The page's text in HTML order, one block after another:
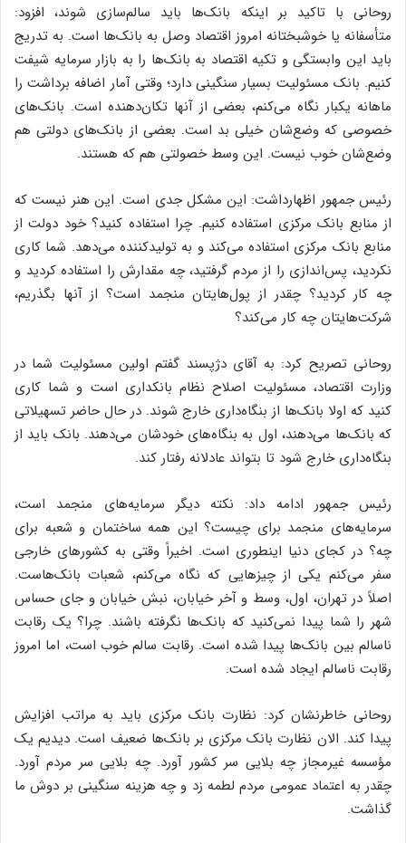
روحانی با تاکید بر اینکه بانک‌ها باید سالم‌سازی شوند، افزود:
متأسفانه یا خوشبختانه امروز اقتصاد وصل به بانک‌ها است. به تدریج
باید این وابستگی و تکیه اقتصاد به بانک‌ها را به بازار سرمایه شیفت
کنیم. بانک مسئولیت بسیار سنگینی دارد؛ وقتی آمار اضافه برداشت را
ماهانه یکبار نگاه می‌کنم، بعضی از آنها تکان‌دهنده است. بانک‌های
خصوصی که وضع‌شان خیلی بد است. بعضی از بانک‌های دولتی هم
وضع‌شان خوب نیست. این وسط خصولتی هم که هستند.
رئیس جمهور اظهارداشت: این مشکل جدی است. این هنر نیست که
از منابع بانک مرکزی استفاده کنیم. چرا استفاده کنید؟ خود دولت از
منابع بانک مرکزی استفاده می‌کند و به تولیدکننده می‌دهد. شما کاری
نکردید، پس‌اندازی را از مردم گرفتید، چه مقدارش را استفاده کردید و
چه کار کردید؟ چقدر از پول‌هایتان منجمد است؟ از آنها بگذریم،
شرکت‌هایتان چه کار می‌کند؟
روحانی تصریح کرد: به آقای دژپسند گفتم اولین مسئولیت شما در
وزارت اقتصاد، مسئولیت اصلاح نظام بانکداری است و شما کاری
کنید که اولا بانک‌ها از بنگاه‌داری خارج شوند. در حال حاضر تسهیلاتی
که بانک‌ها می‌دهند، اول به بنگاه‌های خودشان می‌دهند. بانک باید از
بنگاه‌داری خارج شود تا بتواند عادلانه رفتار کند.
رئیس جمهور ادامه داد: نکته دیگر سرمایه‌های منجمد است،
سرمایه‌های منجمد برای چیست؟ این همه ساختمان و شعبه برای
چه؟ در کجای دنیا اینطوری است. اخیراً وقتی به کشورهای خارجی
سفر می‌کنم یکی از چیزهایی که نگاه می‌کنم، شعبات بانک‌هاست.
اصلاً در تهران، اول، وسط و آخر خیابان، نبش خیابان و جای حساس
شهر را شما پیدا نمی‌کنید که بانک‌ها نگرفته باشند. چرا؟ یک رقابت
ناسالم بین بانک‌ها پیدا شده است. رقابت سالم خوب است، اما امروز
رقابت ناسالم ایجاد شده است.
روحانی خاطرنشان کرد: نظارت بانک مرکزی باید به مراتب افزایش
پیدا کند. الان نظارت بانک مرکزی بر بانک‌ها ضعیف است. دیدیم یک
مؤسسه غیرمجاز چه بلایی سر کشور آورد. چه بلایی سر مردم آورد.
چقدر به اعتماد عمومی مردم لطمه زد و چه هزینه سنگینی بر دوش ما
گذاشت.